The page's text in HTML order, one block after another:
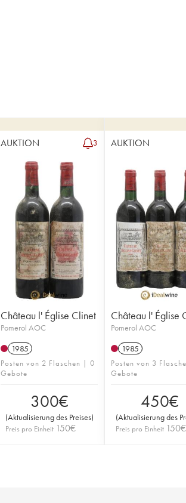
AUKTION 3
Château l' Église Clinet
Pomerol AOC
1985
Posten von 2 Flaschen | 0
Gebote
300€
(Aktualisierung des Preises)
Preis pro Einheit 150€
AUKTION
Château l' Église
Pomerol AOC
1985
Posten von 3
Gebote
450€
(Aktualisierung des
Preis pro Einheit 150€